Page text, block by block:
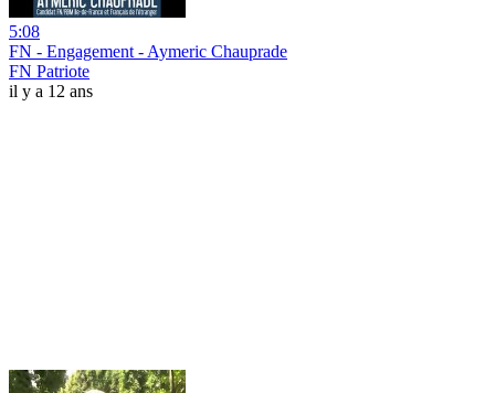
5:08
FN - Engagement - Aymeric Chauprade
FN Patriote
il y a 12 ans